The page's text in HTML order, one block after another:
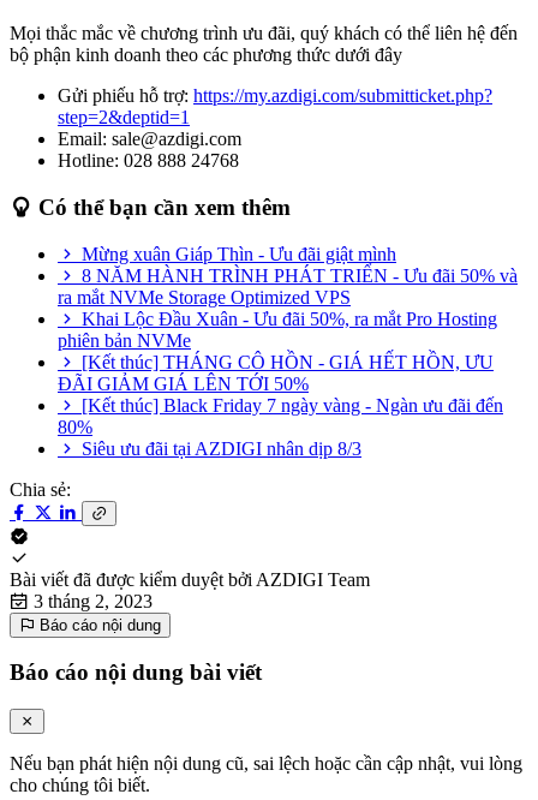
Mọi thắc mắc về chương trình ưu đãi, quý khách có thể liên hệ đến
bộ phận kinh doanh theo các phương thức dưới đây
Gửi phiếu hỗ trợ: https://my.azdigi.com/submitticket.php?
step=2&deptid=1
Email: sale@azdigi.com
Hotline: 028 888 24768
Có thể bạn cần xem thêm
Mừng xuân Giáp Thìn - Ưu đãi giật mình
8 NĂM HÀNH TRÌNH PHÁT TRIỂN - Ưu đãi 50% và
ra mắt NVMe Storage Optimized VPS
Khai Lộc Đầu Xuân - Ưu đãi 50%, ra mắt Pro Hosting
phiên bản NVMe
[Kết thúc] THÁNG CÔ HỒN - GIÁ HẾT HỒN, ƯU
ĐÃI GIẢM GIÁ LÊN TỚI 50%
[Kết thúc] Black Friday 7 ngày vàng - Ngàn ưu đãi đến
80%
Siêu ưu đãi tại AZDIGI nhân dịp 8/3
Chia sẻ:
Bài viết đã được kiểm duyệt bởi AZDIGI Team
3 tháng 2, 2023
Báo cáo nội dung
Báo cáo nội dung bài viết
Nếu bạn phát hiện nội dung cũ, sai lệch hoặc cần cập nhật, vui lòng
cho chúng tôi biết.